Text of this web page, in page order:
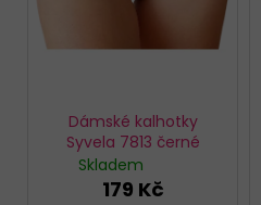
Dámské kalhotky
Syvela 7813 černé
Skladem
179 Kč